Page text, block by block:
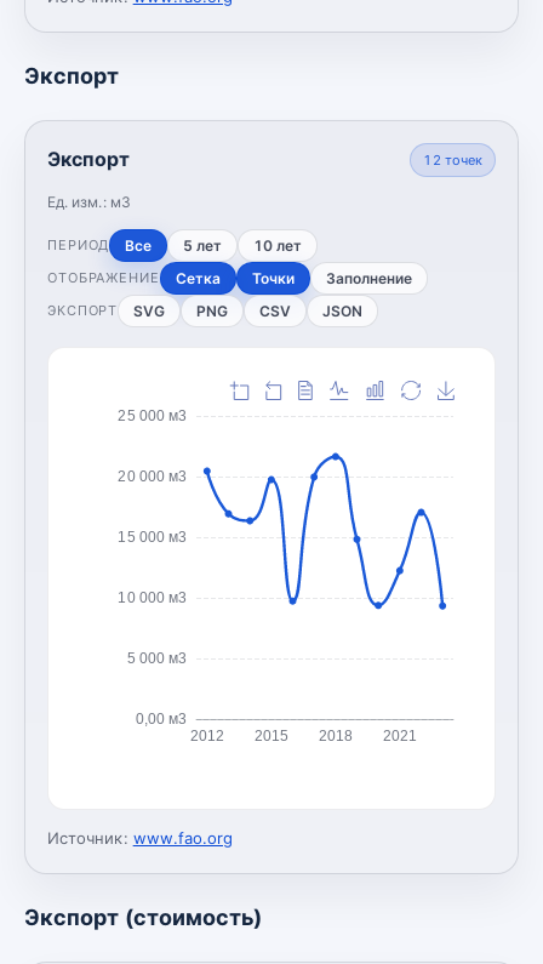
Экспорт
Экспорт
Ед. изм.: м3
12 точек
ПЕРИОД Все 5 лет 10 лет
ОТОБРАЖЕНИЕ Сетка Точки Заполнение
ЭКСПОРТ SVG PNG CSV JSON
0,00 м3
5 000 м3
10 000 м3
15 000 м3
20 000 м3
25 000 м3
2012 2015 2018 2021
Источник: www.fao.org
Экспорт (стоимость)